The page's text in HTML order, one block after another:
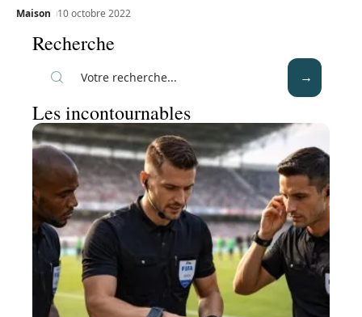
Maison 10 octobre 2022
Recherche
Les incontournables